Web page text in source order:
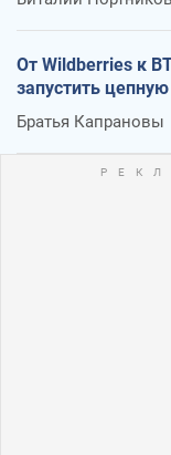
От Wildberries к
запустить
Братья Капрановы